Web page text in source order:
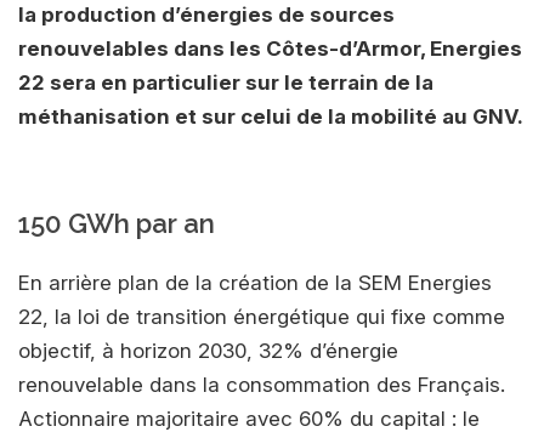
la production d’énergies de sources
renouvelables dans les Côtes-d’Armor, Energies
22 sera en particulier sur le terrain de la
méthanisation et sur celui de la mobilité au GNV.
150 GWh par an
En arrière plan de la création de la SEM Energies
22, la loi de transition énergétique qui fixe comme
objectif, à horizon 2030, 32% d’énergie
renouvelable dans la consommation des Français.
Actionnaire majoritaire avec 60% du capital : le